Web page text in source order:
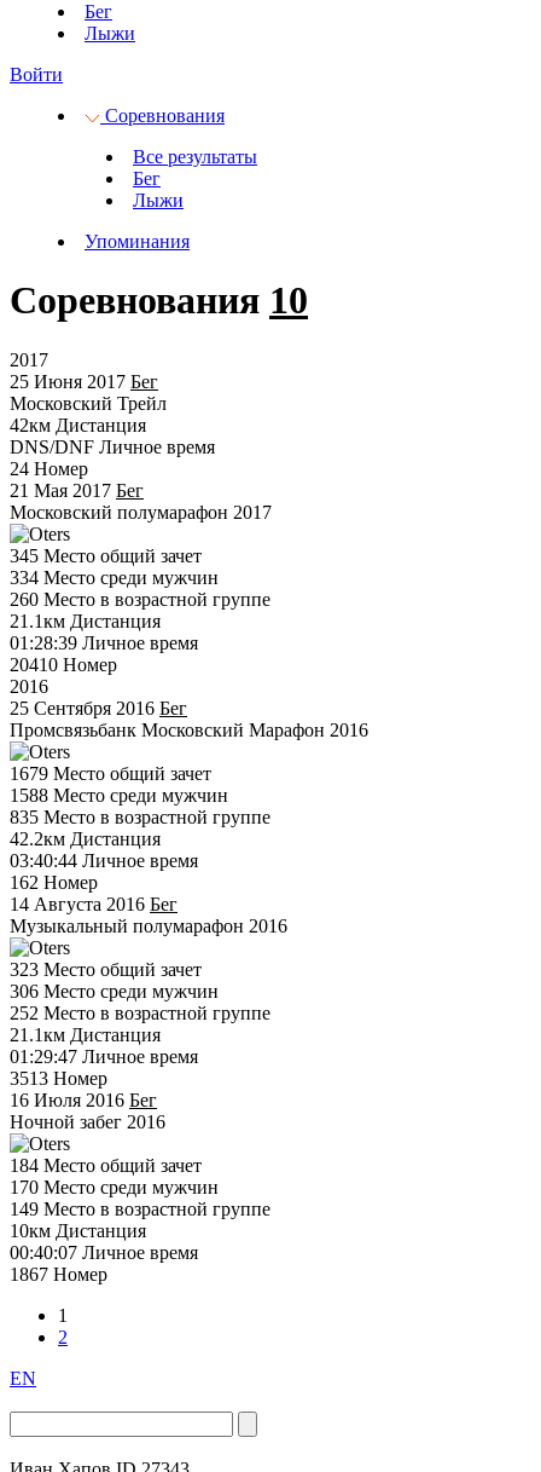
Бег
Лыжи
Войти
Соревнования
Все результаты
Бег
Лыжи
Упоминания
Соревнования 10
2017
25 Июня 2017 Бег
Московский Трейл
42км Дистанция
DNS/DNF Личное время
24 Номер
21 Мая 2017 Бег
Московский полумарафон 2017
345 Место общий зачет
334 Место среди мужчин
260 Место в возрастной группе
21.1км Дистанция
01:28:39 Личное время
20410 Номер
2016
25 Сентября 2016 Бег
Промсвязьбанк Московский Марафон 2016
1679 Место общий зачет
1588 Место среди мужчин
835 Место в возрастной группе
42.2км Дистанция
03:40:44 Личное время
162 Номер
14 Августа 2016 Бег
Музыкальный полумарафон 2016
323 Место общий зачет
306 Место среди мужчин
252 Место в возрастной группе
21.1км Дистанция
01:29:47 Личное время
3513 Номер
16 Июля 2016 Бег
Ночной забег 2016
184 Место общий зачет
170 Место среди мужчин
149 Место в возрастной группе
10км Дистанция
00:40:07 Личное время
1867 Номер
1
2
EN